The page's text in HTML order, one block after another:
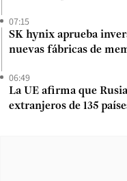
07:15
SK hynix aprueba
nuevas fábricas de
06:49
La UE afirma que
extranjeros de 135